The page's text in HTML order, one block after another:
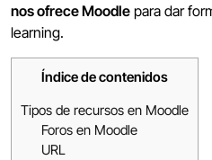
nos ofrece Moodle para dar
learning.
Índice de contenidos
Tipos de recursos en Moodle
Foros en Moodle
URL